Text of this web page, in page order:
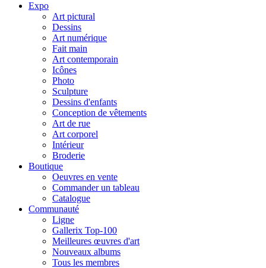
Expo
Art pictural
Dessins
Art numérique
Fait main
Art contemporain
Icônes
Photo
Sculpture
Dessins d'enfants
Conception de vêtements
Art de rue
Art corporel
Intérieur
Broderie
Boutique
Oeuvres en vente
Commander un tableau
Catalogue
Communauté
Ligne
Gallerix Top-100
Meilleures œuvres d'art
Nouveaux albums
Tous les membres